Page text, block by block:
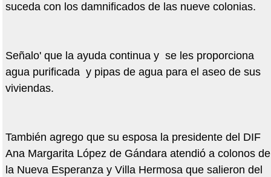
suceda con los damnificados de las nueve colonias.
Señalo' que la ayuda continua y se les proporciona
agua purificada y pipas de agua para el aseo de sus
viviendas.
También agrego que su esposa la presidente del DIF
Ana Margarita López de Gándara atendió a colonos de
la Nueva Esperanza y Villa Hermosa que salieron del